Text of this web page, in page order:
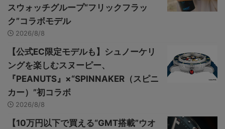
スウォッチグループ“フリックフラッ
ク”コラボモデル
2026/8/8
【公式EC限定モデルも】シュノーケリ
ングを楽しむスヌーピー、
『PEANUTS』×“SPINNAKER（スピニ
カー）”初コラボ
2026/8/8
【10万円以下で買える“GMT搭載”ウオ